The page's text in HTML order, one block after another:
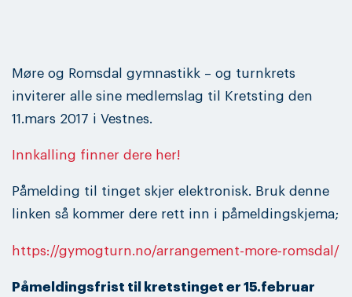
Møre og Romsdal gymnastikk – og turnkrets
inviterer alle sine medlemslag til Kretsting den
11.mars 2017 i Vestnes.
Innkalling finner dere her!
Påmelding til tinget skjer elektronisk. Bruk denne
linken så kommer dere rett inn i påmeldingskjema;
https://gymogturn.no/arrangement-more-romsdal/
Påmeldingsfrist til kretstinget er 15.februar